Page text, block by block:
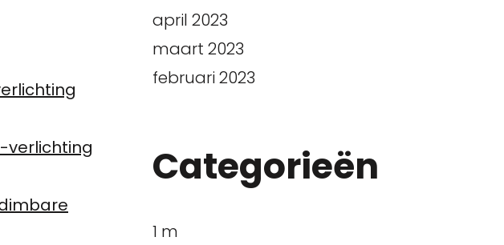
verlichting
april 2023
maart 2023
februari 2023
Categorieën
1 m